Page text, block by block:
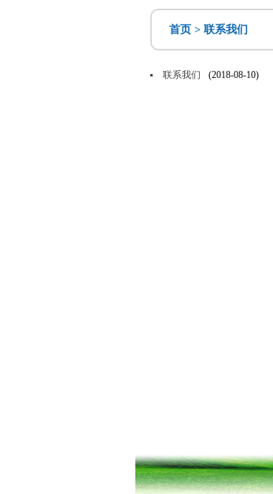
首页> 联系我们
联系我们 (2018-08-10)